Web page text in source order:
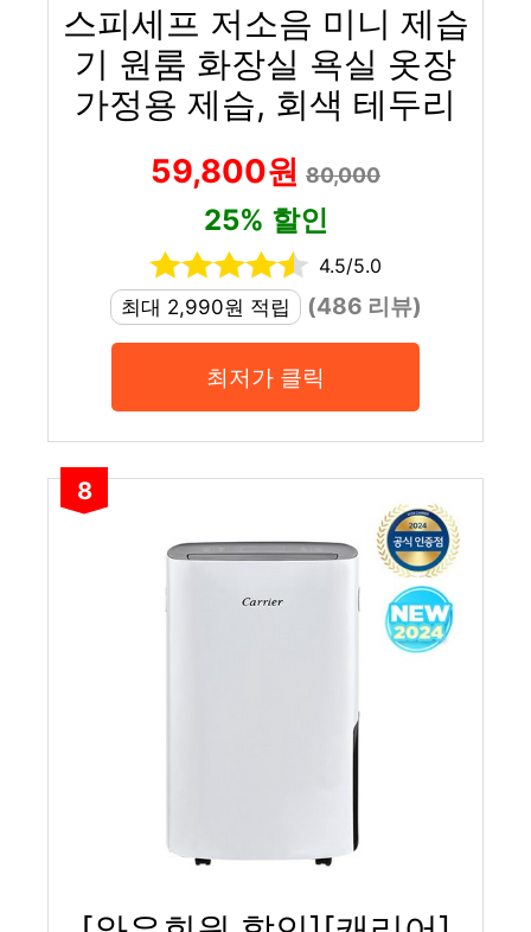
스피세프 저소음 미니 제습
기 원룸 화장실 욕실 옷장
가정용 제습, 회색 테두리
59,800원 80,000
25% 할인
4.5/5.0
최대 2,990원 적립
(486 리뷰)
최저가 클릭
8